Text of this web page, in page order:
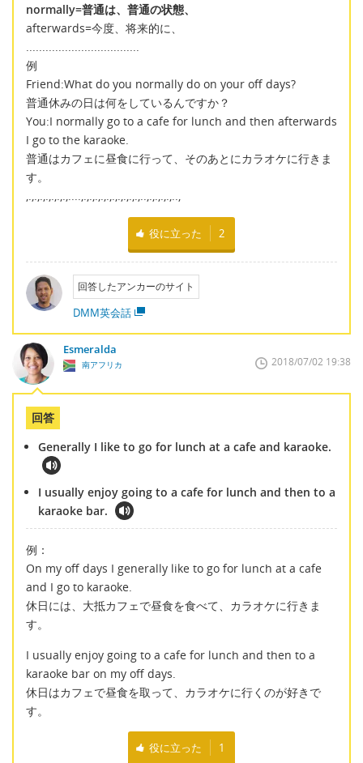
normally=普通は、普通の状態、
afterwards=今度、将来的に、
...................................
例
Friend:What do you normally do on your off days?
普通休みの日は何をしているんですか？
You:I normally go to a cafe for lunch and then afterwards
I go to the karaoke.
普通はカフェに昼食に行って、そのあとにカラオケに行きま
す。
,.,.,.,.,.,.,.,....,.,.,.,.,.,.,.,.,.,.,..,.,.,.,.,..,
役に立った 2
回答したアンカーのサイト
DMM英会話
Esmeralda
南アフリカ 2018/07/02 19:38
回答
Generally I like to go for lunch at a cafe and karaoke.
I usually enjoy going to a cafe for lunch and then to a
karaoke bar.
例：
On my off days I generally like to go for lunch at a cafe
and I go to karaoke.
休日には、大抵カフェで昼食を食べて、カラオケに行きま
す。
I usually enjoy going to a cafe for lunch and then to a
karaoke bar on my off days.
休日はカフェで昼食を取って、カラオケに行くのが好きで
す。
役に立った 1